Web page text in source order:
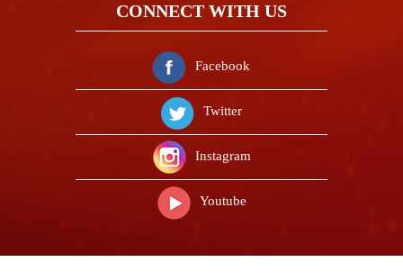
CONNECT WITH US
Facebook
Twitter
Instagram
Youtube